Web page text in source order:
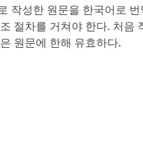
작성한 원문을 한국어로
절차를 거쳐야 한다. 처음
원문에 한해 유효하다.